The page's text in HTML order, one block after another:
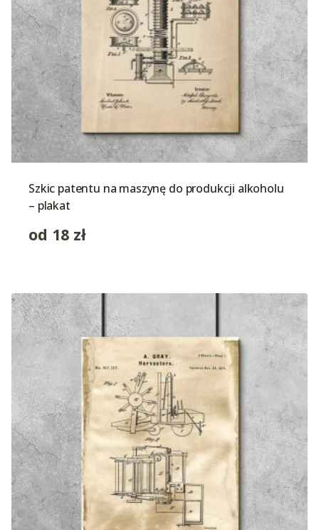
Szkic patentu na maszynę do produkcji alkoholu
– plakat
od 18 zł